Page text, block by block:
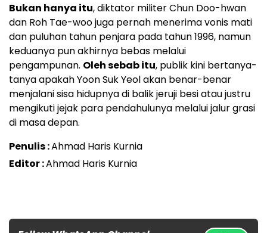
Bukan hanya itu, diktator militer Chun Doo-hwan
dan Roh Tae-woo juga pernah menerima vonis mati
dan puluhan tahun penjara pada tahun 1996, namun
keduanya pun akhirnya bebas melalui
pengampunan. Oleh sebab itu, publik kini bertanya-
tanya apakah Yoon Suk Yeol akan benar-benar
menjalani sisa hidupnya di balik jeruji besi atau justru
mengikuti jejak para pendahulunya melalui jalur grasi
di masa depan.
Penulis :Ahmad Haris Kurnia
Editor :Ahmad Haris Kurnia